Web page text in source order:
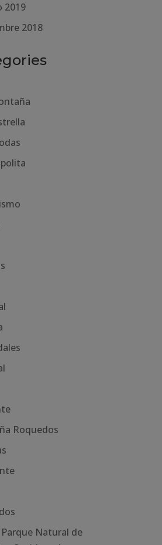
2019
2018
Roquedos
Natural de